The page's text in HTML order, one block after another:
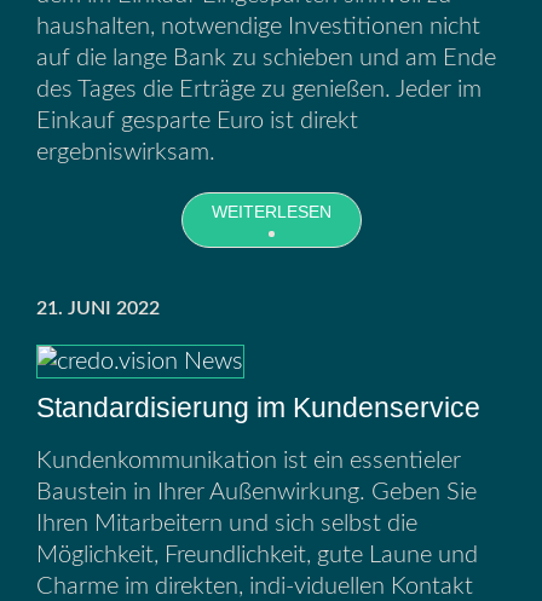
haushalten, notwendige Investitionen nicht
auf die lange Bank zu schieben und am Ende
des Tages die Erträge zu genießen. Jeder im
Einkauf gesparte Euro ist direkt
ergebniswirksam.
WEITERLESEN
Standardisierung im Kundenservice
21. JUNI 2022
Kundenkommunikation ist ein essentieler
Baustein in Ihrer Außenwirkung. Geben Sie
Ihren Mitarbeitern und sich selbst die
Möglichkeit, Freundlichkeit, gute Laune und
Charme im direkten, indi-viduellen Kontakt